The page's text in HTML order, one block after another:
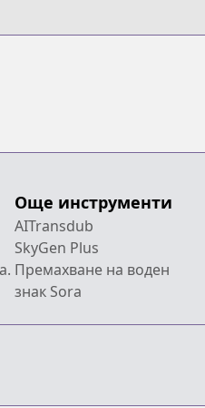
Още инструменти
AITransdub
SkyGen Plus
Премахване на воден
знак Sora